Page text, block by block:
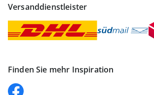
Versanddienstleister
Finden Sie mehr Inspiration